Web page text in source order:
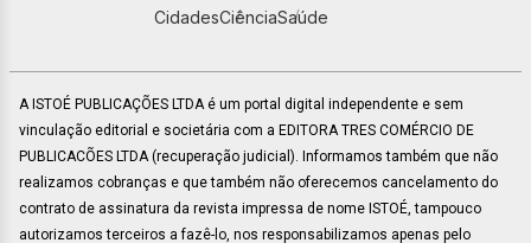
CidadesCiênciaSaúde
A ISTOÉ PUBLICAÇÕES LTDA é um portal digital independente e sem
vinculação editorial e societária com a EDITORA TRES COMÉRCIO DE
PUBLICACÕES LTDA (recuperação judicial). Informamos também que não
realizamos cobranças e que também não oferecemos cancelamento do
contrato de assinatura da revista impressa de nome ISTOÉ, tampouco
autorizamos terceiros a fazê-lo, nos responsabilizamos apenas pelo